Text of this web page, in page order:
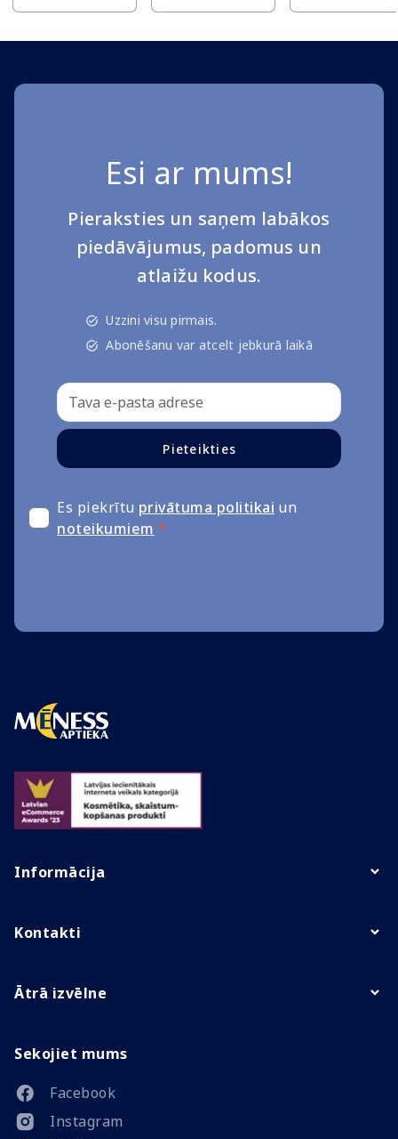
Esi ar mums!
Pieraksties un saņem labākos
piedāvājumus, padomus un
atlaižu kodus.
Uzzini visu pirmais.
Abonēšanu var atcelt jebkurā laikā
Pieteikties
Es piekrītu privātuma politikai un
noteikumiem *
Informācija
Kontakti
Ātrā izvēlne
Sekojiet mums
Facebook
Instagram